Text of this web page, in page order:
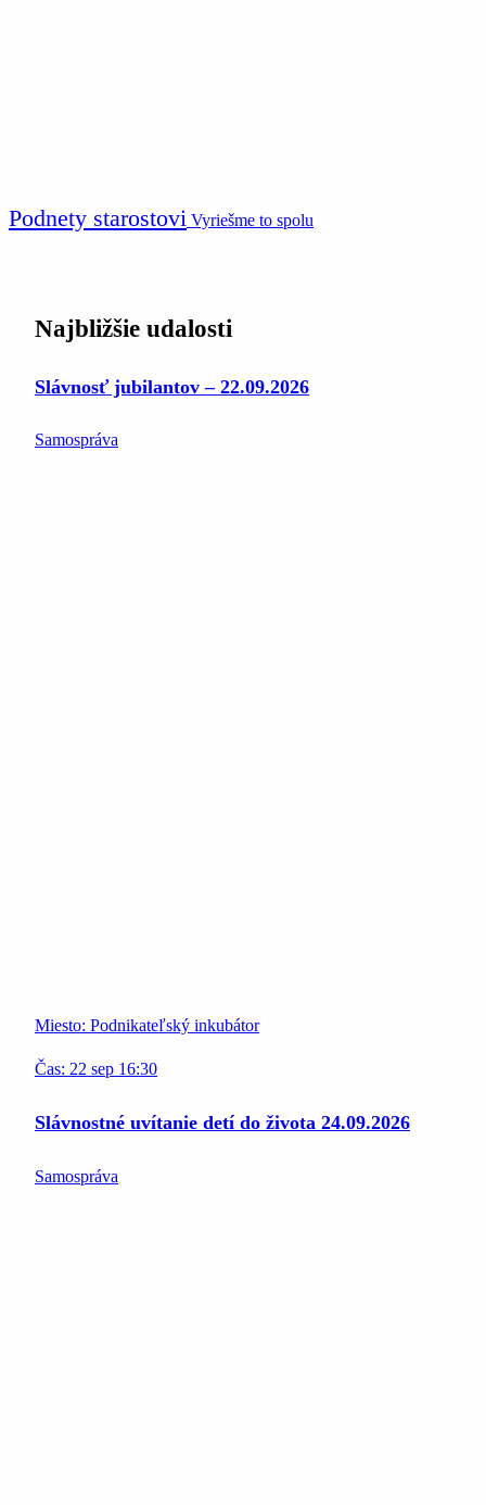
Podnety starostovi Vyriešme to spolu
Najbližšie udalosti
Slávnosť jubilantov – 22.09.2026
Samospráva
Miesto: Podnikateľský inkubátor
Čas: 22 sep 16:30
Slávnostné uvítanie detí do života 24.09.2026
Samospráva